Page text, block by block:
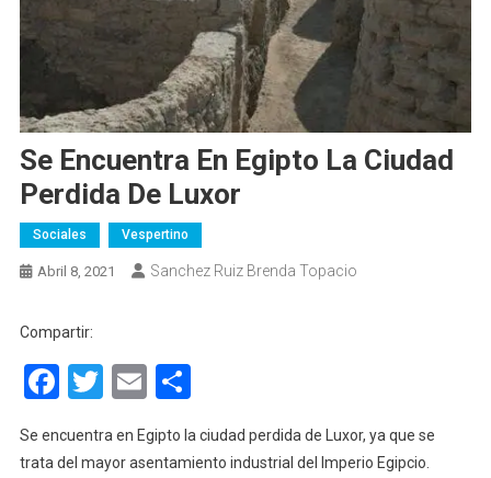
Se Encuentra En Egipto La Ciudad
Perdida De Luxor
Sociales Vespertino
Abril 8, 2021 Sanchez Ruiz Brenda Topacio
Compartir:
Facebook
Twitter
EmailCompartir
Se encuentra en Egipto la ciudad perdida de Luxor, ya que se
trata del mayor asentamiento industrial del Imperio Egipcio.